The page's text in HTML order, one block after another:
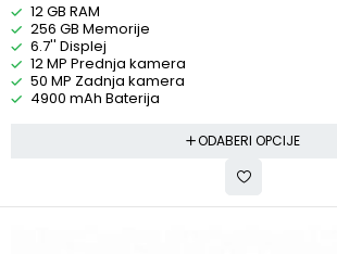
12 GB RAM
256 GB Memorije
6.7'' Displej
12 MP Prednja kamera
50 MP Zadnja kamera
4900 mAh Baterija
ODABERI OPCIJE